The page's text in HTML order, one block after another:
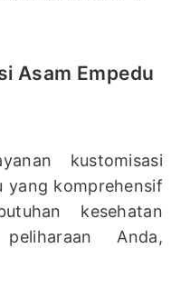
Asam Empedu
kustomisasi
yang komprehensif
kesehatan
Anda,